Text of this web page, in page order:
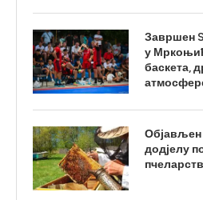
Завршен
у
баскета,
Објављен
додјелу